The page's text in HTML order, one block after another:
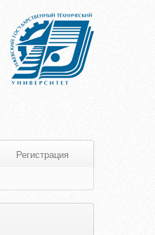
Регистрация